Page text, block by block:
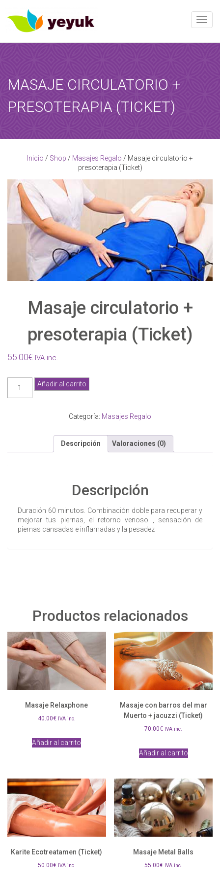
MASAJE CIRCULATORIO +
PRESOTERAPIA (TICKET)
Inicio / Shop / Masajes Regalo / Masaje circulatorio +
presoterapia (Ticket)
Masaje circulatorio +
presoterapia (Ticket)
55.00€ IVA inc.
circulatorio
+
Añadir al carrito
Categoría: Masajes Regalo
Descripción Valoraciones (0)
Descripción
Duración 60 minutos. Combinación doble para recuperar y
mejorar tus piernas, el retorno venoso , sensación de
piernas cansadas e inflamadas y la pesadez
Productos relacionados
Masaje Relaxphone
40.00€ IVA inc.
Añadir al carrito
Masaje con barros del mar
Muerto + jacuzzi (Ticket)
70.00€ IVA inc.
Añadir al carrito
Karite Ecotreatamen (Ticket)
50.00€ IVA inc.
Masaje Metal Balls
55.00€ IVA inc.